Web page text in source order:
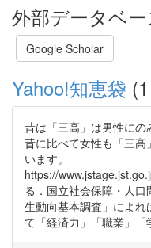
外部データベ
Google Scholar
Yahoo!知恵袋
昔は「三高」は男性に
昔に比べて女性も「三
います。
https://
る．国立社会保障・人
生動向基本調査」によ
て「経済力」「職業」